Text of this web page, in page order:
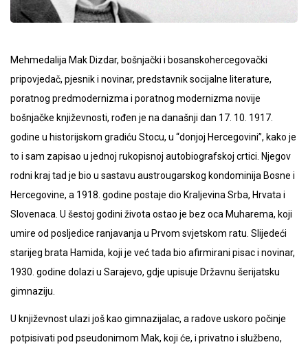
Mehmedalija Mak Dizdar, bošnjački i bosanskohercegovački
pripovjedač, pjesnik i novinar, predstavnik socijalne literature,
poratnog predmodernizma i poratnog modernizma novije
bošnjačke književnosti, rođen je na današnji dan 17. 10. 1917.
godine u historijskom gradiću Stocu, u “donjoj Hercegovini”, kako je
to i sam zapisao u jednoj rukopisnoj autobiografskoj crtici. Njegov
rodni kraj tad je bio u sastavu austrougarskog kondominija Bosne i
Hercegovine, a 1918. godine postaje dio Kraljevina Srba, Hrvata i
Slovenaca. U šestoj godini života ostao je bez oca Muharema, koji
umire od posljedice ranjavanja u Prvom svjetskom ratu. Slijedeći
starijeg brata Hamida, koji je već tada bio afirmirani pisac i novinar,
1930. godine dolazi u Sarajevo, gdje upisuje Državnu šerijatsku
gimnaziju.
U književnost ulazi još kao gimnazijalac, a radove uskoro počinje
potpisivati pod pseudonimom Mak, koji će, i privatno i službeno,